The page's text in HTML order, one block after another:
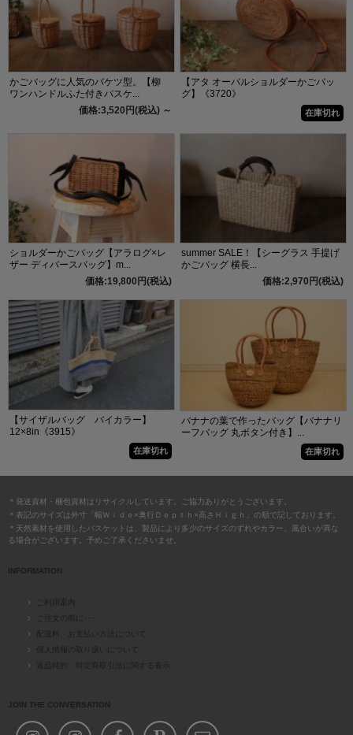
かごバッグに人気のバケツ型。【柳
ワンハンドルふた付きバスケ...
価格:3,520円(税込) ～
【アタ オーバルショルダーかごバッ
グ】《3720》
在庫切れ
ショルダーかごバッグ【アラログ×レ
ザー ディバースバッグ】m...
価格:19,800円(税込)
summer SALE！【シーグラス 手提げ
かごバッグ 横長...
価格:2,970円(税込)
【サイザルバッグ バイカラー】
12×8in《3915》
在庫切れ
バナナの葉で作ったバッグ【バナナリ
ーフバッグ 丸ボタン付き】...
在庫切れ
＊発送資材・梱包資材はリサイクルしています。ご協力ありがとうございます。
＊表記のサイズは外寸「幅Ｗｉｄｅ×奥行Ｄｅｐｔｈ×高さＨｉｇｈ」の順で記しております。
＊天然素材を使用したバスケットは、製品により多少のサイズのずれやカラー、風合いが異な
る場合がございます。予めご了承くださいませ。
INFORMATION
ご利用案内
ご注文の前に･･･
個人情報の取り扱いについて
返品特約、特定商取引法に関する表示
JOIN THE CONVERSATION